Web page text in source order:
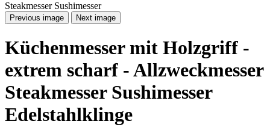
Previous image Next image
Küchenmesser mit Holzgriff -
extrem scharf - Allzweckmesser
Steakmesser Sushimesser
Edelstahlklinge